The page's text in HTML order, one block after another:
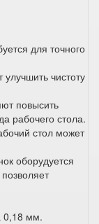
для точного
чистоту
повысить
рабочего стола.
стол может
оборудуется
0,18 мм.